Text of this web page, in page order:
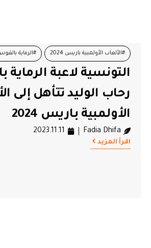
#الألعاب الأولمبية باريس 2024 #الرماية
#بطولة إفريقيا للرماية #رخاب الوليدالتونسية لاعبة
رحاب الوليد تتأهل إلى
الأولمبية باريس 2024
Fadia Dhifa
2023.11.11
اقرأ المزيد